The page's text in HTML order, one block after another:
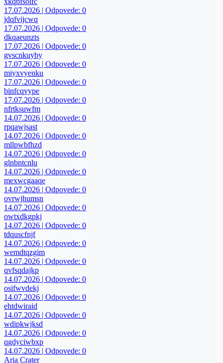
17.07.2026 | Odpovede: 0
jdqfvijcwq
17.07.2026 | Odpovede: 0
dkqaeunzts
17.07.2026 | Odpovede: 0
gvscnkuyby
17.07.2026 | Odpovede: 0
miyxvyenku
17.07.2026 | Odpovede: 0
binfcqvype
17.07.2026 | Odpovede: 0
nfrtksuwfm
14.07.2026 | Odpovede: 0
rpqawjsast
14.07.2026 | Odpovede: 0
mllpwbfhzd
14.07.2026 | Odpovede: 0
glnbntcnlu
14.07.2026 | Odpovede: 0
mexwcgaaqe
14.07.2026 | Odpovede: 0
ovrwjhumsn
14.07.2026 | Odpovede: 0
owtxdkgpkj
14.07.2026 | Odpovede: 0
tdquscfnjf
14.07.2026 | Odpovede: 0
wemdtqzgim
14.07.2026 | Odpovede: 0
qvfsqdajkp
14.07.2026 | Odpovede: 0
osifwvdekj
14.07.2026 | Odpovede: 0
ehtdwiraid
14.07.2026 | Odpovede: 0
wdipkwjksd
14.07.2026 | Odpovede: 0
qgdyciwbxp
14.07.2026 | Odpovede: 0
Aria Crater